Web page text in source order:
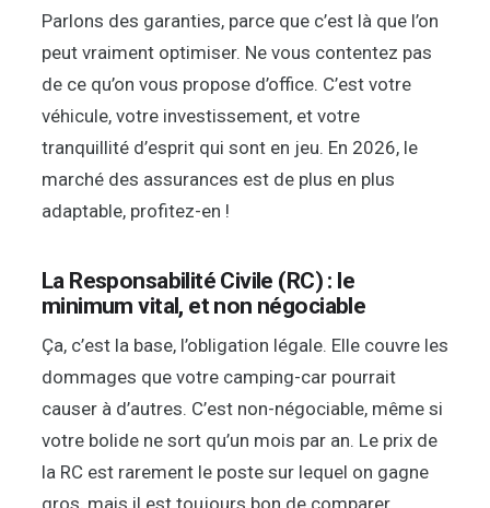
Parlons des garanties, parce que c’est là que l’on
peut vraiment optimiser. Ne vous contentez pas
de ce qu’on vous propose d’office. C’est votre
véhicule, votre investissement, et votre
tranquillité d’esprit qui sont en jeu. En 2026, le
marché des assurances est de plus en plus
adaptable, profitez-en !
La Responsabilité Civile (RC) : le
minimum vital, et non négociable
Ça, c’est la base, l’obligation légale. Elle couvre les
dommages que votre camping-car pourrait
causer à d’autres. C’est non-négociable, même si
votre bolide ne sort qu’un mois par an. Le prix de
la RC est rarement le poste sur lequel on gagne
gros, mais il est toujours bon de comparer.